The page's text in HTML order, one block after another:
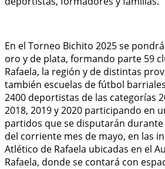
En el Torneo Bichito 2025 se
oro y de plata, formando parte 59
Rafaela, la región y de distintas
también escuelas de fútbol
2400 deportistas de las categorías
2018, 2019 y 2020 participando en
partidos que se disputarán durante
del corriente mes de mayo, en las
Atlético de Rafaela ubicadas en el
Rafaela, donde se contará con